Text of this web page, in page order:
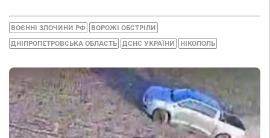
ВОЄННІ ЗЛОЧИНИ РФ ВОРОЖІ ОБСТРІЛИ
ДНІПРОПЕТРОВСЬКА ОБЛАСТЬ ДСНС УКРАЇНИ НІКОПОЛЬ